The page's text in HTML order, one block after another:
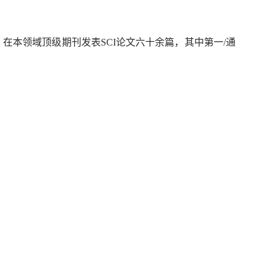
本领域顶级期刊发表SCI论文六十余篇，其中第一/通